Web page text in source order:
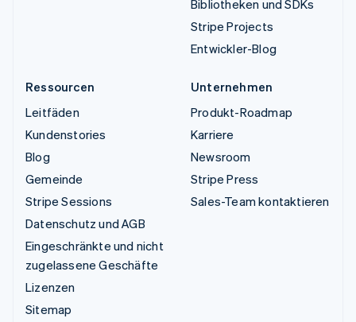
Bibliotheken und SDKs
Stripe Projects
Entwickler-Blog
Ressourcen
Leitfäden
Kundenstories
Blog
Gemeinde
Stripe Sessions
Datenschutz und AGB
Eingeschränkte und nicht
zugelassene Geschäfte
Lizenzen
Sitemap
Unternehmen
Produkt-Roadmap
Karriere
Newsroom
Stripe Press
Sales-Team kontaktieren